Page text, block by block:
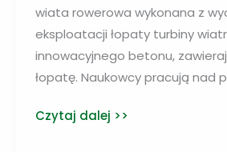
wiata rowerowa wykonana z
eksploatacji łopaty turbiny
innowacyjnego betonu,
łopatę. Naukowcy pracują nad
Na
Czytaj dalej >>